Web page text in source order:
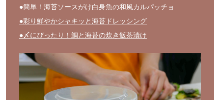
●簡単！海苔ソースがけ白身魚の和風カルパッチョ
●彩り鮮やかシャキッと海苔ドレッシング
●〆にぴったり！鯛と海苔の炊き飯茶漬け